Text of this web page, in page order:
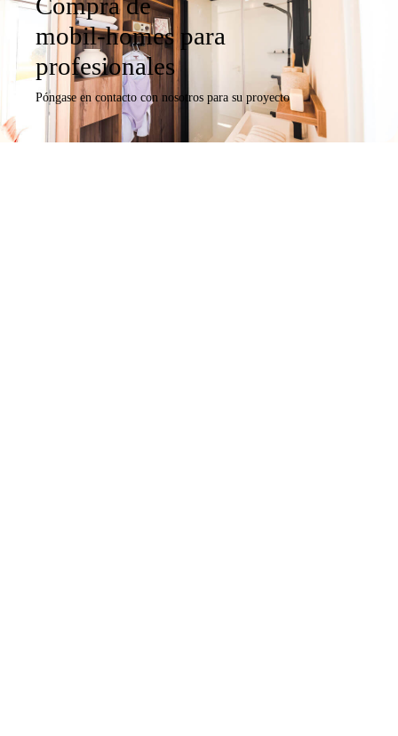
mobil-homes para
profesionales
Póngase en contacto con nosotros para su proyecto